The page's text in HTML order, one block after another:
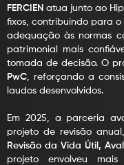
FERCIEN atua junto ao
fixos, contribuindo para
adequação às normas
patrimonial mais
tomada de decisão. O
PwC, reforçando a
laudos desenvolvidos.
Em 2025, a parceria
projeto de revisão
Revisão da Vida Útil,
projeto envolveu